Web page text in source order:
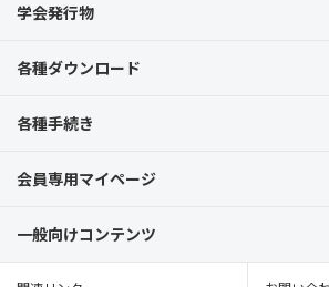
学会発行物
各種ダウンロード
各種手続き
会員専用マイページ
一般向けコンテンツ